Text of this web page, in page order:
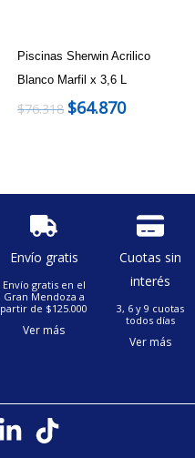
Piscinas Sherwin Acrilico
Blanco Marfil x 3,6 L
$76.318 $64.870
Envío gratis
Envío gratis en el
Gran Mendoza a
partir de $125.000
Ver más
Cuotas sin
interés
3, 6 y 9 cuotas
todos días
Ver más